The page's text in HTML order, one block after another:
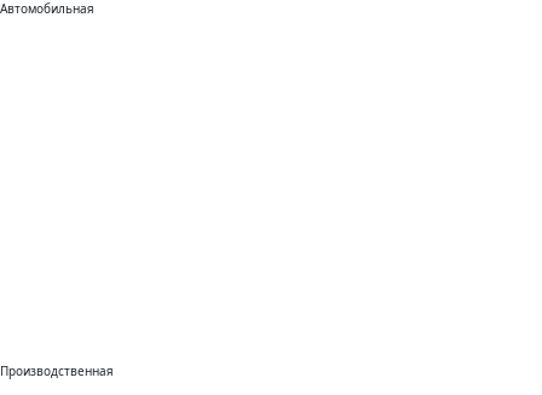
Автомобильная
Производственная